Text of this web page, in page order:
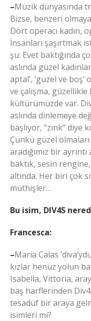
–Müzik dünyasında
Bizse, benzeri
Dört operacı kadın,
İnsanları şaşırtmak
şu: Evet baktığında
aslında güzel
aptal’, ‘güzel ve
ve çalışma,
kültürümüzde var.
aslında dinlemeye
başlıyor, “zınk” diye
Çünkü güzel olmaları
aradığımız bir
baktık, sesin
altında. Her biri çok
müthişler…
Bu isim, DIV4S
Francesca:
–Maria Calas
kızlar henüz yolun
Isabella, Vittoria,
baş harflerinden
tesadüf bir araya
isimleri mi?